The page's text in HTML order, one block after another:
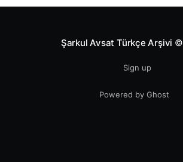
Şarkul Avsat Türkçe Arşivi ©
Sign up
Powered by Ghost